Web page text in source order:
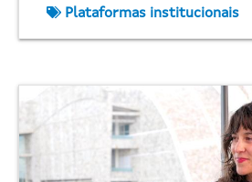
Plataformas institucionais